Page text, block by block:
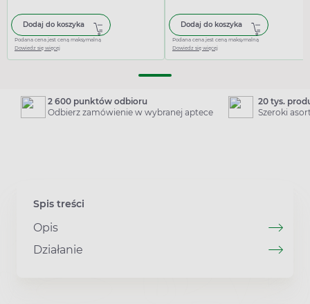
Dodaj do koszyka
Podana cena jest ceną maksymalną
Dowiedz się więcej
Dodaj do koszyka
Podana cena jest ceną maksymalną
Dowiedz się więcej
2 600 punktów odbioru
Odbierz zamówienie w wybranej aptece
20 tys.
Szeroki
Spis treści
Opis
Działanie